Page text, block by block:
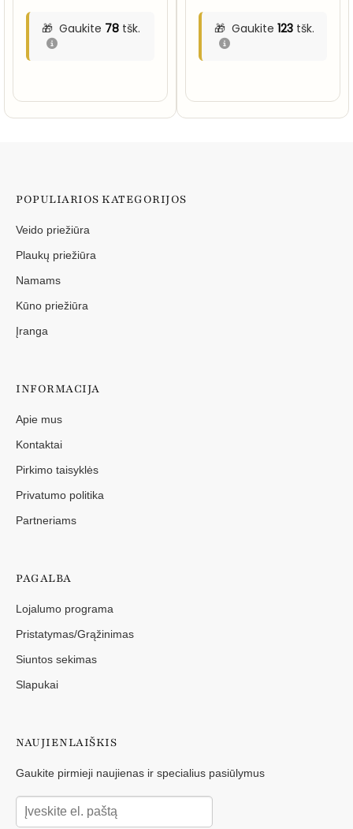
Gaukite 78tšk. through
€24,44
Gaukite 123tšk.
POPULIARIOS KATEGORIJOS
Veido priežiūra
Plaukų priežiūra
Namams
Kūno priežiūra
Įranga
INFORMACIJA
Apie mus
Kontaktai
Pirkimo taisyklės
Privatumo politika
Partneriams
PAGALBA
Lojalumo programa
Pristatymas/Grąžinimas
Siuntos sekimas
Slapukai
NAUJIENLAIŠKIS
Gaukite pirmieji naujienas ir specialius pasiūlymus